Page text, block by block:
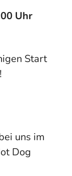
Uhr
Start
uns im
Dog